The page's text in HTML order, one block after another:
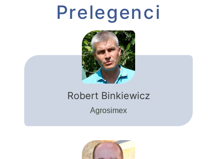
Prelegenci
Robert Binkiewicz
Agrosimex